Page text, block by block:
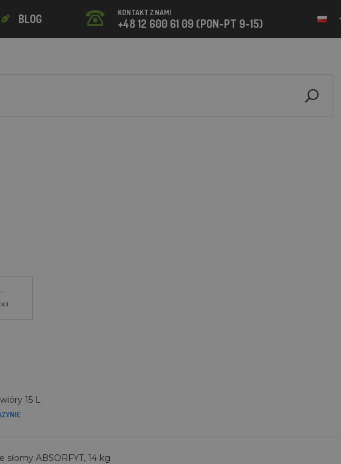
BLOG KONTAKT Z NAMI
+48 12 600 61 09 (PON-PT 9-15)
15 L
słomy ABSORFYT, 14 kg